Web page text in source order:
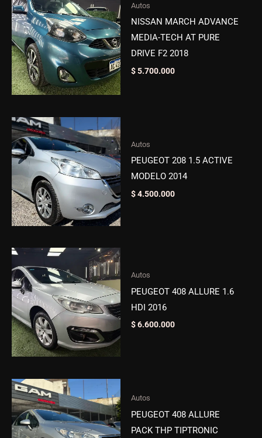
Autos
NISSAN MARCH ADVANCE
MEDIA-TECH AT PURE
DRIVE F2 2018
$5.700.000
Autos
PEUGEOT 208 1.5 ACTIVE
MODELO 2014
$4.500.000
Autos
PEUGEOT 408 ALLURE 1.6
HDI 2016
$6.600.000
Autos
PEUGEOT 408 ALLURE
PACK THP TIPTRONIC